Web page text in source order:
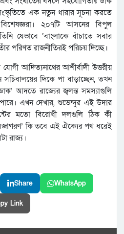
এক নতুন ধারার সূচনা করতে
২০৭টি আসনের বিপুল
যেভাবে ‘বাংলাকে বাঁচাতে সবার
পরিণত রাজনীতিরই পরিচয় দিচ্ছে।
যোগী আদিত্যনাথের আশীর্বাদী উত্তরীয়
দিকে পা বাড়াচ্ছেন, তখন
আদতে রাজ্যের জ্বলন্ত সমস্যাগুলি
এখন দেখার, শুভেন্দুর এই উদার
মতো বিরোধী দলগুলি ঠিক কী
কি তবে এই ঐক্যের পথ ধরেই
রাজ্য।
Share WhatsApp
Link